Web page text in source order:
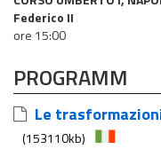
Federico II
ore 15:00
PROGRAMM
Le
(153110kb)